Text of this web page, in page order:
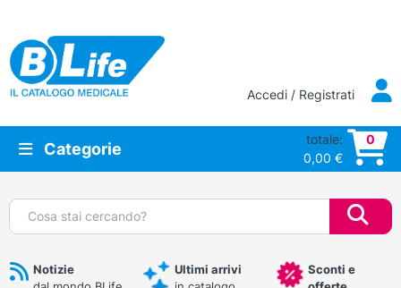
Vai al contenuto principale
Accedi / Registrati
Categorie
totale:
0,00 €
0
Cerca:
Notizie
Ultimi arrivi
Sconti e